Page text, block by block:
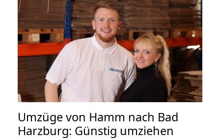
Umzüge von Hamm nach Bad
Harzburg: Günstig umziehen